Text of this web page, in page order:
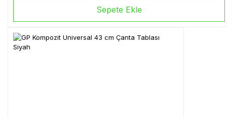
Sepete Ekle